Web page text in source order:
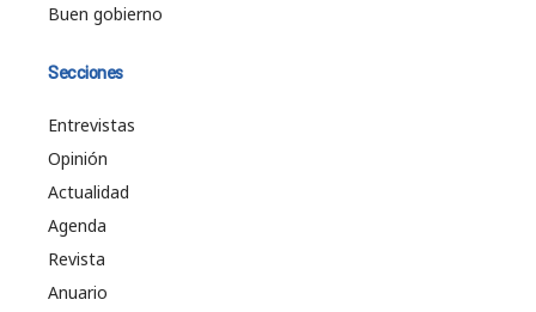
Buen gobierno
Secciones
Entrevistas
Opinión
Actualidad
Agenda
Revista
Anuario